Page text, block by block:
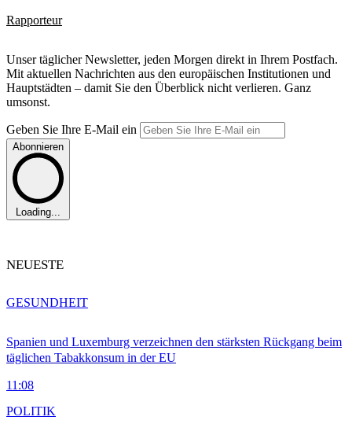
Rapporteur
Unser täglicher Newsletter, jeden Morgen direkt in Ihrem Postfach.
Mit aktuellen Nachrichten aus den europäischen Institutionen und
Hauptstädten – damit Sie den Überblick nicht verlieren. Ganz
umsonst.
Geben Sie Ihre E-Mail ein
Abonnieren
Loading...
NEUESTE
Spanien und Luxemburg verzeichnen den stärksten Rückgang beim
täglichen Tabakkonsum in der EU
11:08
GESUNDHEIT
POLITIK